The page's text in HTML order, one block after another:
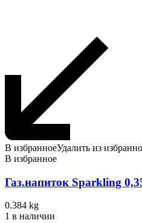
В избранноеУдалить из
В избранное
Газ.напиток Sparkling
0.384 kg
1 в наличии